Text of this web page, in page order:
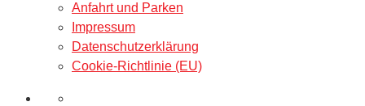
Anfahrt und Parken
Impressum
Datenschutzerklärung
Cookie-Richtlinie (EU)